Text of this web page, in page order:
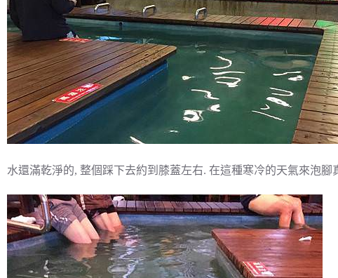
水還滿乾淨的, 整個踩下去約到膝蓋左右. 在這種寒冷的天氣來泡腳